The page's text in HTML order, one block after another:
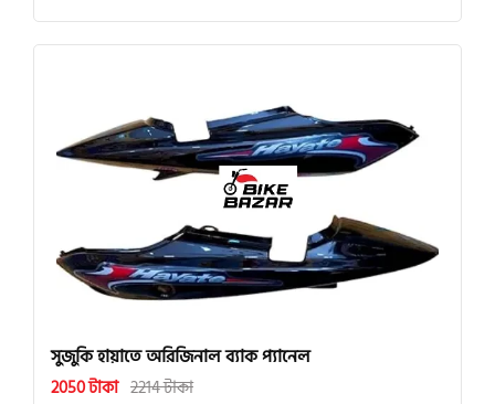
সুজুকি হায়াতে অরিজিনাল ব্যাক প্যানেল
2050 টাকা 2214 টাকা